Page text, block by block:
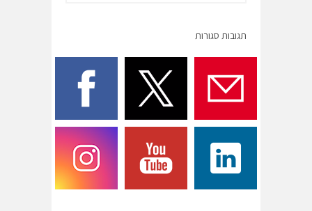
תגובות סגורות